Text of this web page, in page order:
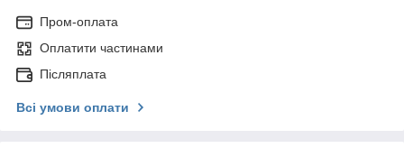
Пром-оплата
Оплатити частинами
Післяплата
Всі умови оплати